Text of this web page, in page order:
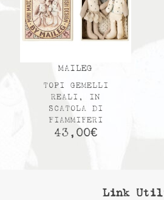
MAILEG
TOPI GEMELLI
REALI, IN
SCATOLA DI
FIAMMIFERI
43,00€
Link